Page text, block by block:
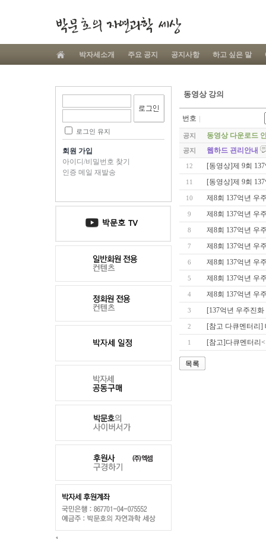
박자세소개 주요 공지 공지사항 하고 싶은 말
로그인 유지
회원 가입
아이디/비밀번호 찾기
인증 메일 재발송
동영상 강의
번호
공지 동영상 다운로드
공지 웹하드 괸리안내
12 [동영상]제 9회
11 [동영상]제 9회
10 제8회 137억년 우
9 제8회 137억년 우
8 제8회 137억년 우
7 제8회 137억년 우
6 제8회 137억년 우
5 제8회 137억년 우
4 제8회 137억년 우
3 [137억년 우주진
2 [참고 다큐멘터리]
1 [참고]다큐멘터리
목록